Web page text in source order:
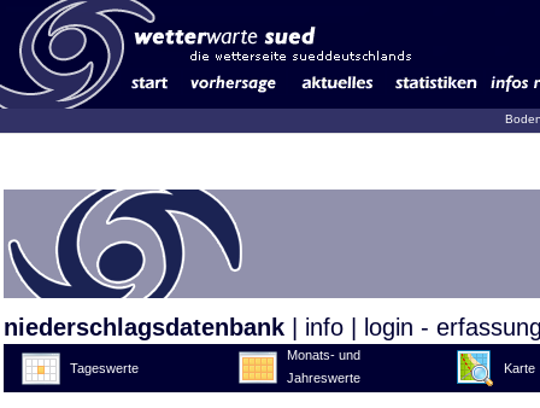
niederschlagsdatenbank info login -
Tageswerte
Monats- und
Jahreswerte
Karte